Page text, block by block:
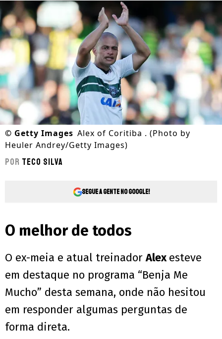
© Getty Images Alex of Coritiba . (Photo by
Heuler Andrey/Getty Images)
Por Teco Silva
Segue a gente no Google!
O melhor de todos
O ex-meia e atual treinadorAlexesteve
em destaque no programa “Benja Me
Mucho” desta semana, onde não hesitou
em responder algumas perguntas de
forma direta.